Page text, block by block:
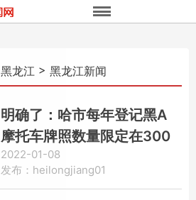
黑龙江 > 黑龙江新闻
明确了：哈市每年登记黑A
摩托车牌照数量限定在300
个以内
2022-01-08
发布：heilongjiang01